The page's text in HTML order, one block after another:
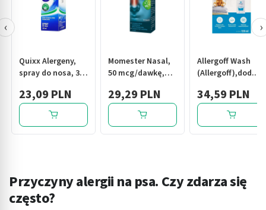
Quixx Alergeny,
spray do nosa, 30
23,09 PLN
Momester Nasal,
50 mcg/dawkę,
60 dawek
29,29 PLN
Allergoff Wash
(Allergoff),dod.d/
34,59 PLN
‹ ›
Przyczyny alergii na psa. Czy zdarza się
często?